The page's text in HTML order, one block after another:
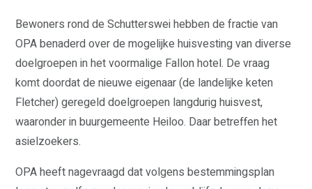
Bewoners rond de Schutterswei hebben de fractie van
OPA benaderd over de mogelijke huisvesting van diverse
doelgroepen in het voormalige Fallon hotel. De vraag
komt doordat de nieuwe eigenaar (de landelijke keten
Fletcher) geregeld doelgroepen langdurig huisvest,
waaronder in buurgemeente Heiloo. Daar betreffen het
asielzoekers.
OPA heeft nagevraagd dat volgens bestemmingsplan